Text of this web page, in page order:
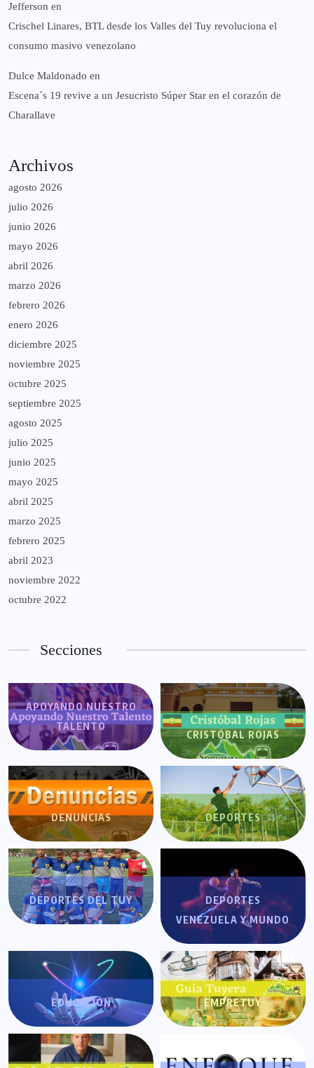
Jefferson en
Crischel Linares, BTL desde los Valles del Tuy revoluciona el
consumo masivo venezolano
Dulce Maldonado en
Escena´s 19 revive a un Jesucristo Súper Star en el corazón de
Charallave
Archivos
agosto 2026
julio 2026
junio 2026
mayo 2026
abril 2026
marzo 2026
febrero 2026
enero 2026
diciembre 2025
noviembre 2025
octubre 2025
septiembre 2025
agosto 2025
julio 2025
junio 2025
mayo 2025
abril 2025
marzo 2025
febrero 2025
abril 2023
noviembre 2022
octubre 2022
Secciones
APOYANDO NUESTRO
TALENTO
CRISTÓBAL ROJAS
DENUNCIAS DEPORTES
DEPORTES DEL TUY
DEPORTES
VENEZUELA Y MUNDO
EDUCACIÓN EMPRETUY